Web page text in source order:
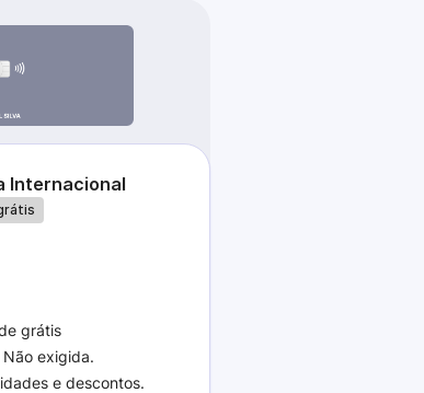
Internacional
grátis
Não exigida.
e descontos.